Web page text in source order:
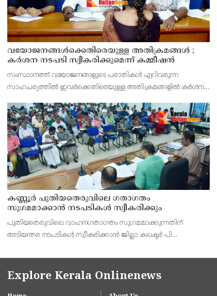
വയോജനങ്ങൾക്കെതിരെയുള്ള അതിക്രമങ്ങൾ ;
കർശന നടപടി സ്വീകരിക്കുമെന്ന് കമ്മീഷൻ
സംസ്ഥാനത്ത് വയോജനങ്ങളുടെ പരാതികൾ ഏറിവരുന്ന
സാഹചര്യത്തിൽ ഇവർക്കെതിരെയുള്ള അതിക്രമങ്ങളിൽ കർശന
കെ. സോമപ്രസാദ്.
കണ്ണൂർ പുതിയതെരുവിലെ ഗതാഗതം
സുഗമമാക്കാന്‍ നടപടികള്‍ സ്വീകരിക്കും
പുതിയതെരുവിലെ വാഹനഗതാഗതം സുഗമമാക്കുന്നതിന്
അടിയന്തര നടപടികള്‍ സ്വീകരിക്കാന്‍ ജില്ലാ കലക്ടര്‍ പി
Explore Kerala Onlinenews